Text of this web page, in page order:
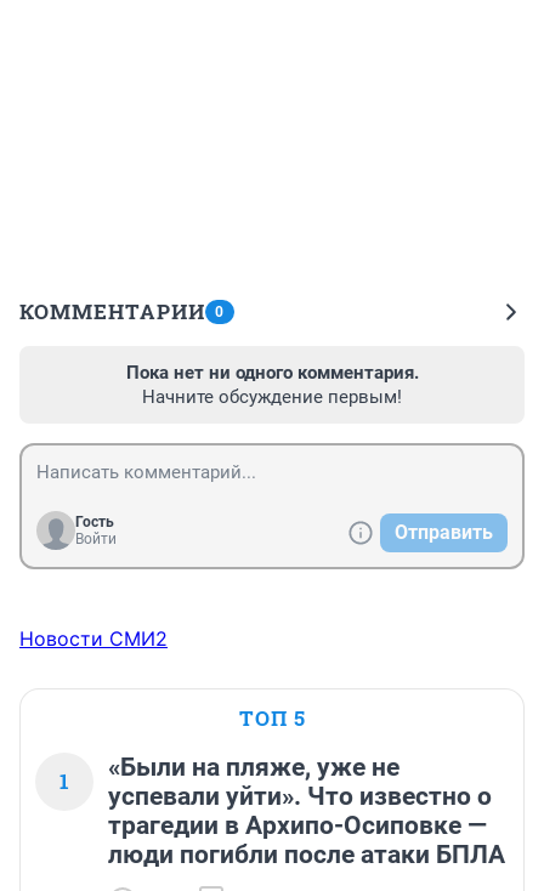
КОММЕНТАРИИ 0
Пока нет ни одного комментария.
Начните обсуждение первым!
Гость
Войти
Отправить
Новости СМИ2
ТОП 5
1
«Были на пляже, уже не
успевали уйти». Что известно о
трагедии в Архипо-Осиповке —
люди погибли после атаки БПЛА